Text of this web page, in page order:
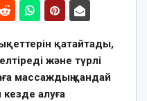
қатайтады,
және түрлі
массаждың қандай
алуға